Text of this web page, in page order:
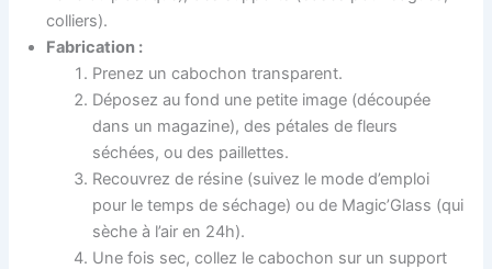
colliers).
Fabrication :
Prenez un cabochon transparent.
Déposez au fond une petite image (découpée
dans un magazine), des pétales de fleurs
séchées, ou des paillettes.
Recouvrez de résine (suivez le mode d’emploi
pour le temps de séchage) ou de Magic’Glass (qui
sèche à l’air en 24h).
Une fois sec, collez le cabochon sur un support